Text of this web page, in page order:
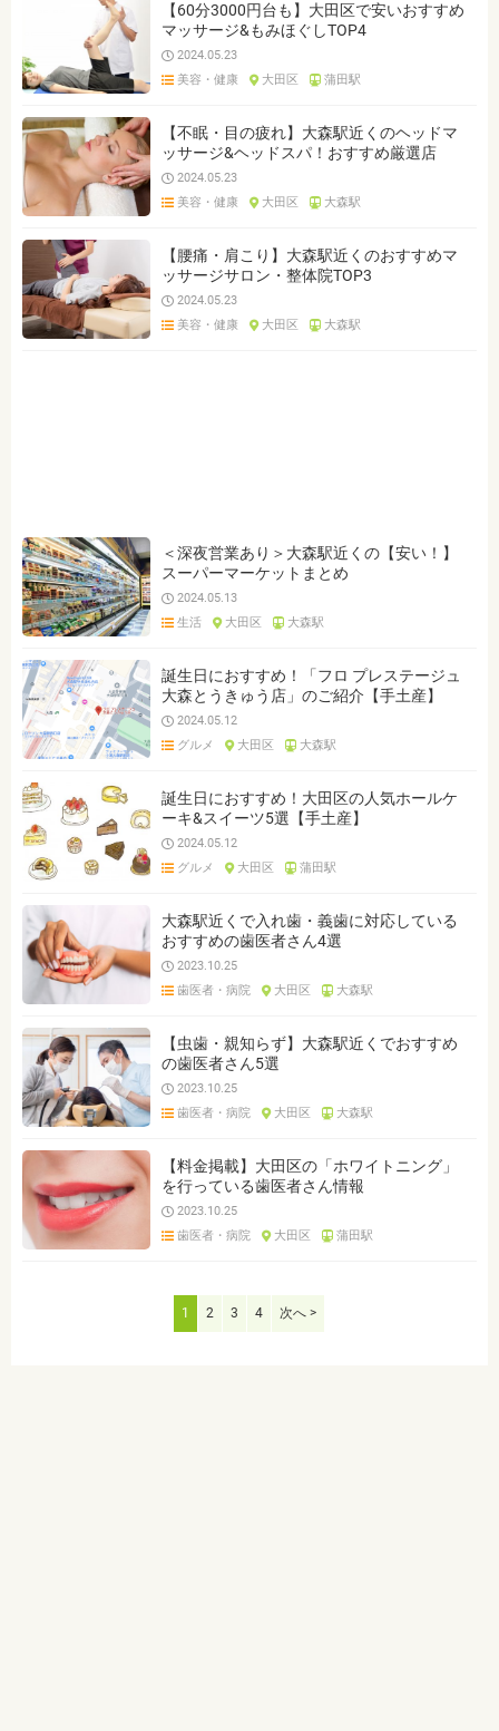
【60分3000円台も】大田区で安いおすすめ
マッサージ&もみほぐしTOP4
2024.05.23
美容・健康
大田区 蒲田駅
【不眠・目の疲れ】大森駅近くのヘッドマ
ッサージ&ヘッドスパ！おすすめ厳選店
2024.05.23
美容・健康
大田区 大森駅
【腰痛・肩こり】大森駅近くのおすすめマ
ッサージサロン・整体院TOP3
2024.05.23
美容・健康
大田区 大森駅
＜深夜営業あり＞大森駅近くの【安い！】
スーパーマーケットまとめ
2024.05.13
生活
大田区 大森駅
誕生日におすすめ！「フロ プレステージュ
大森とうきゅう店」のご紹介【手土産】
2024.05.12
グルメ
大田区 大森駅
誕生日におすすめ！大田区の人気ホールケ
ーキ&スイーツ5選【手土産】
2024.05.12
グルメ
大田区 蒲田駅
大森駅近くで入れ歯・義歯に対応している
おすすめの歯医者さん4選
2023.10.25
歯医者・病院
大田区 大森駅
【虫歯・親知らず】大森駅近くでおすすめ
の歯医者さん5選
2023.10.25
歯医者・病院
大田区 大森駅
【料金掲載】大田区の「ホワイトニング」
を行っている歯医者さん情報
2023.10.25
歯医者・病院
大田区 蒲田駅
1 2 3 4 次へ >